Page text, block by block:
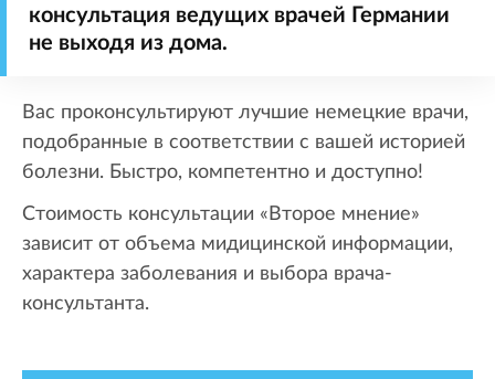
консультация ведущих врачей Германии
не выходя из дома.
Вас проконсультируют лучшие немецкие врачи,
подобранные в соответствии с вашей историей
болезни. Быстро, компетентно и доступно!
Стоимость консультации «Второе мнение»
зависит от объема мидицинской информации,
характера заболевания и выбора врача-
консультанта.